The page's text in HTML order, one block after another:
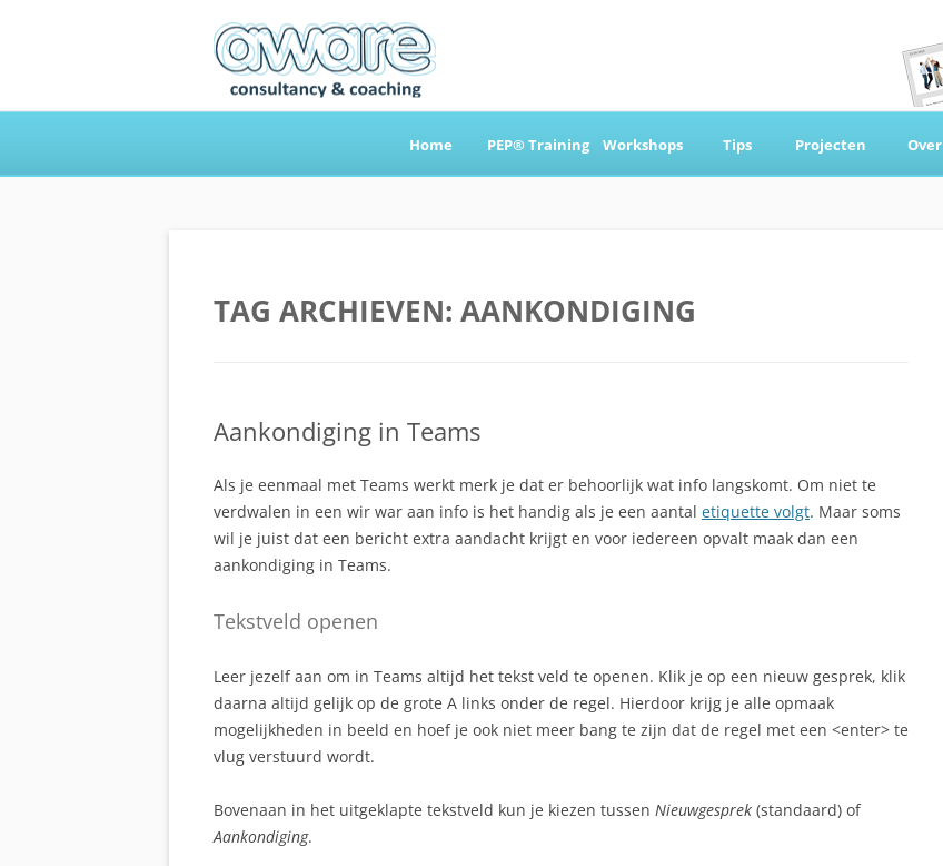
Ga
de
Home PEP® Training Workshops Tips Projecten Over
TAG ARCHIEVEN: AANKONDIGING
Aankondiging in Teams
Als je eenmaal met Teams werkt merk je dat er behoorlijk wat info langskomt. Om niet te
verdwalen in een wir war aan info is het handig als je een aantal etiquette volgt. Maar soms
wil je juist dat een bericht extra aandacht krijgt en voor iedereen opvalt maak dan een
aankondiging in Teams.
Tekstveld openen
Leer jezelf aan om in Teams altijd het tekst veld te openen. Klik je op een nieuw gesprek, klik
daarna altijd gelijk op de grote A links onder de regel. Hierdoor krijg je alle opmaak
mogelijkheden in beeld en hoef je ook niet meer bang te zijn dat de regel met een <enter> te
vlug verstuurd wordt.
Bovenaan in het uitgeklapte tekstveld kun je kiezen tussen Nieuwgesprek (standaard) of
Aankondiging.